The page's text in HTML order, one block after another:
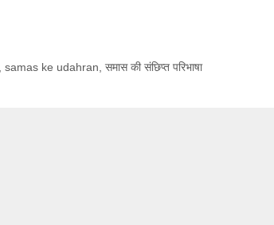
samas ke udahran समास की संछिप्त परिभाषा